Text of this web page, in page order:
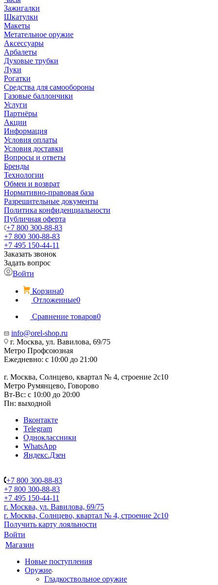
Зажигалки
Шкатулки
Макеты
Метательное оружие
Аксессуары
Арбалеты
Духовые трубки
Луки
Рогатки
Средства для самообороны
Газовые баллончики
Услуги
Партнёры
Акции
Информация
Условия оплаты
Условия доставки
Вопросы и ответы
Бренды
Технологии
Обмен и возврат
Нормативно-правовая база
Разрешительные документы
Политика конфиденциальности
Публичная оферта
+7 800 300-88-83
+7 800 300-88-83
+7 495 150-44-11
Заказать звонок
Задать вопрос
Войти
Корзина0
Отложенные0
Сравнение товаров0
info@orel-shop.ru
г. Москва, ул. Вавилова, 69/75
Метро Профсоюзная
Ежедневно: с 10:00 до 21:00
г. Москва, Солнцево, квартал № 4, строение 2с10
Метро Румянцево, Говорово
Вт-Вс: с 10:00 до 20:00
Пн: выходной
Вконтакте
Telegram
Одноклассники
WhatsApp
Яндекс.Дзен
+7 800 300-88-83
+7 800 300-88-83
+7 495 150-44-11
г. Москва, ул. Вавилова, 69/75
г. Москва, Солнцево, квартал № 4, строение 2с10
Получить карту лояльности
Войти
Магазин
Новые поступления
Оружие
Гладкоствольное оружие